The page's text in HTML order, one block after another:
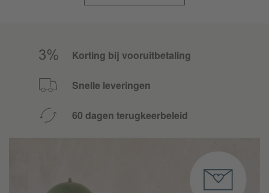
Korting bij vooruitbetaling
Snelle leveringen
60 dagen terugkeerbeleid